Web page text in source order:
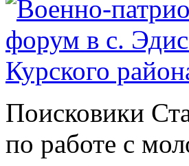
Поисковики
по работе с